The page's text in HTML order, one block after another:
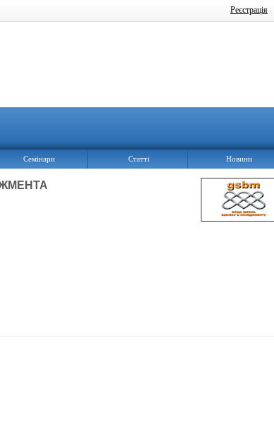
Реєстрація
Семінари Статті Новини